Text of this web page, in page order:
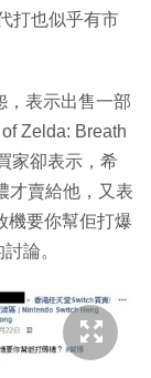
打也似乎有市
，表示出售一部
Zelda: Breath
家卻表示，希
才賣給他，又表
機要你幫佢打爆
論。